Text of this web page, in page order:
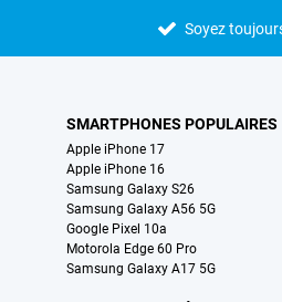
Soyez
SMARTPHONES POPULAIRES
Apple iPhone 17
Apple iPhone 16
Samsung Galaxy S26
Samsung Galaxy A56 5G
Google Pixel 10a
Motorola Edge 60 Pro
Samsung Galaxy A17 5G